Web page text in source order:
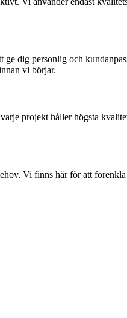
dig personlig och
vi börjar.
projekt håller högsta
Vi finns här för att